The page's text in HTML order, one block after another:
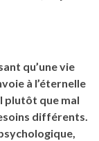
qu’une vie
à l’éternelle
plutôt que mal
différents.